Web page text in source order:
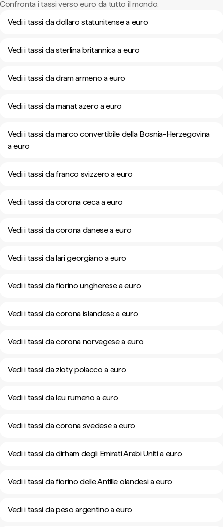
Confronta i tassi verso euro da tutto il mondo.
Vedi i tassi da dollaro statunitense a euro
Vedi i tassi da sterlina britannica a euro
Vedi i tassi da dram armeno a euro
Vedi i tassi da manat azero a euro
Vedi i tassi da marco convertibile della Bosnia-Herzegovina
a euro
Vedi i tassi da franco svizzero a euro
Vedi i tassi da corona ceca a euro
Vedi i tassi da corona danese a euro
Vedi i tassi da lari georgiano a euro
Vedi i tassi da fiorino ungherese a euro
Vedi i tassi da corona islandese a euro
Vedi i tassi da corona norvegese a euro
Vedi i tassi da zloty polacco a euro
Vedi i tassi da leu rumeno a euro
Vedi i tassi da corona svedese a euro
Vedi i tassi da dirham degli Emirati Arabi Uniti a euro
Vedi i tassi da fiorino delle Antille olandesi a euro
Vedi i tassi da peso argentino a euro